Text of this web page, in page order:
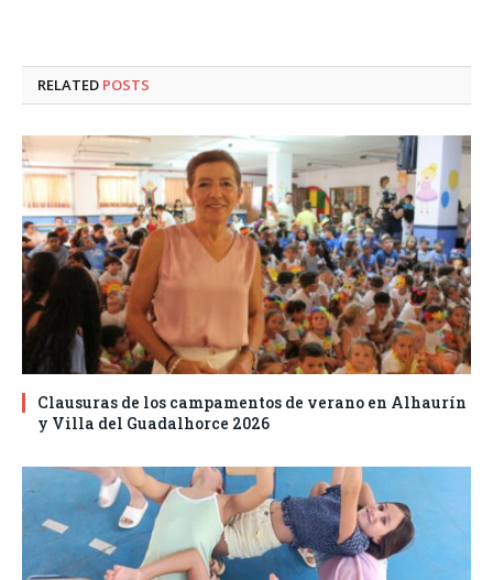
RELATED POSTS
Clausuras de los campamentos de verano en Alhaurín
y Villa del Guadalhorce 2026